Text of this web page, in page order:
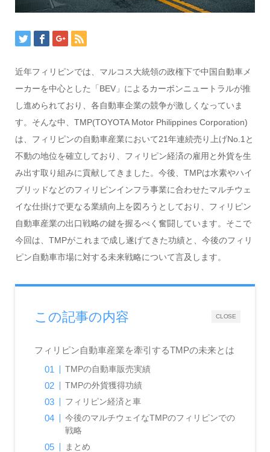
近年フィリピンでは、マルコス大統領の政権下で中国自動車メ
ーカーを中心とした「BEV」によるカーボンニュートラルが推
し進められており、各自動車企業の競争が激しくなっていま
す。そんな中、TMP(TOYOTA Motor Philippines Corporation)
は、フィリピンの自動車産業において21年連続売り上げNo.1と
不動の地位を確立しており、フィリピン経済の雇用と外貨を生
み出す取り組みに貢献してきました。今後、TMPは水素やハイ
ブリッドなどのフィリピンインフラ事業に合わせたマルチウェ
イな仕掛けで更なる業績向上を図ろうとしており、フィリピン
自動車産業の出口戦略の鍵を握るべく奮闘しています。そこで
今回は、TMPがこれまで成し遂げてきた功績と、今後のフィリ
ピン自動車市場に対する未来戦略について言及します。
CLOSE
この記事の内容
フィリピン自動車産業を牽引するTMPの未来とは
TMPの自動車販売実績
TMPの外貨獲得功績
フィリピン経済と車
今後のマルチウェイなTMPのフィリピンでの
戦略
まとめ